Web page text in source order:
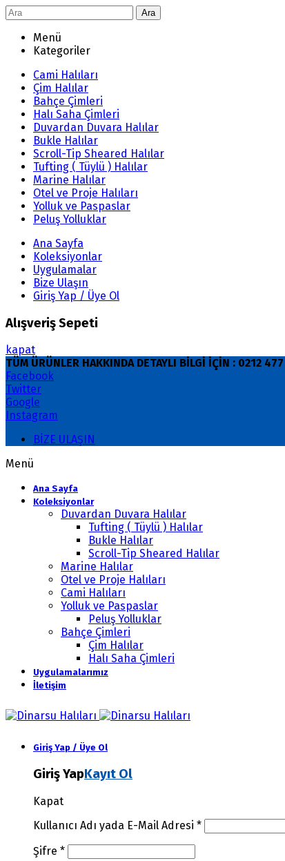
Ara
Menü
Kategoriler
Cami Halıları
Çim Halılar
Bahçe Çimleri
Halı Saha Çimleri
Duvardan Duvara Halılar
Bukle Halılar
Scroll-Tip Sheared Halılar
Tufting ( Tüylü ) Halılar
Marine Halılar
Otel ve Proje Halıları
Yolluk ve Paspaslar
Peluş Yolluklar
Ana Sayfa
Koleksiyonlar
Uygulamalar
Bize Ulaşın
Giriş Yap / Üye Ol
Alışveriş Sepeti
kapat
TÜM ÜRÜNLER HAKKINDA DETAYLI BİLGİ İÇİN : 0212
Facebook
Twitter
Google
Instagram
BİZE ULAŞIN
Menü
Ana Sayfa
Koleksiyonlar
Duvardan Duvara Halılar
Tufting ( Tüylü ) Halılar
Bukle Halılar
Scroll-Tip Sheared Halılar
Marine Halılar
Otel ve Proje Halıları
Cami Halıları
Yolluk ve Paspaslar
Peluş Yolluklar
Bahçe Çimleri
Çim Halılar
Halı Saha Çimleri
Uygulamalarımız
İletişim
Giriş Yap / Üye Ol
Giriş YapKayıt Ol
Kapat
Kullanıcı Adı yada E-Mail Adresi *
Şifre *